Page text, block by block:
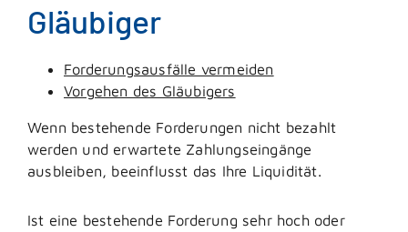
Gläubiger
Forderungsausfälle vermeiden
Vorgehen des Gläubigers
Wenn bestehende Forderungen nicht bezahlt
werden und erwartete Zahlungseingänge
ausbleiben, beeinflusst das Ihre Liquidität.
Ist eine bestehende Forderung sehr hoch oder